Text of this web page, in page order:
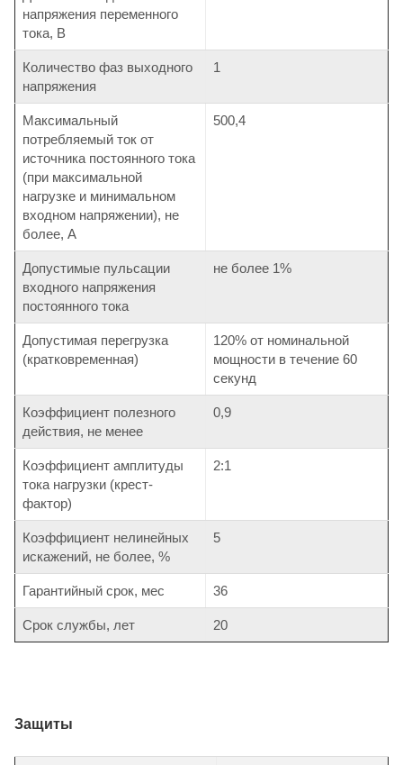
напряжения переменного
тока, В
Количество фаз выходного
напряжения
1
Максимальный
потребляемый ток от
источника постоянного тока
(при максимальной
нагрузке и минимальном
входном напряжении), не
более, А
500,4
Допустимые пульсации
входного напряжения
постоянного тока
не более 1%
Допустимая перегрузка
(кратковременная)
120% от номинальной
мощности в течение 60
секунд
Коэффициент полезного
действия, не менее
0,9
Коэффициент амплитуды
тока нагрузки (крест-
фактор)
2:1
Коэффициент нелинейных
искажений, не более, %
5
Гарантийный срок, мес 36
Срок службы, лет 20
Защиты